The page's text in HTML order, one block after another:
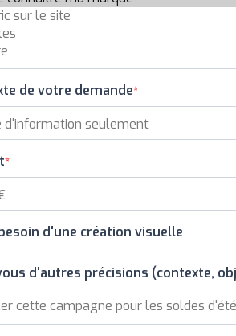
de votre demande
d'une création visuelle
d'autres précisions (contexte,